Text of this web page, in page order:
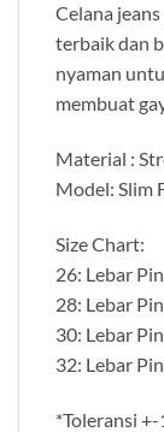
Celana
terbaik dan
nyaman
membuat
Material :
Model: Slim
Size Chart:
26: Lebar
28: Lebar
30: Lebar
32: Lebar
*Toleransi